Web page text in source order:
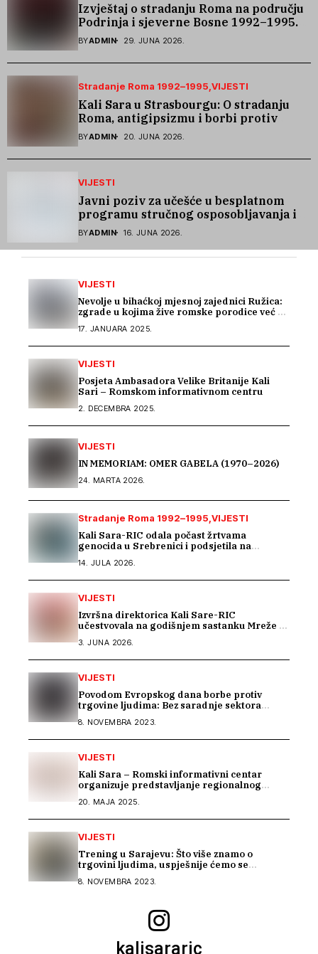
Izvještaj o stradanju Roma na području
Podrinja i sjeverne Bosne 1992–1995.
godine
BYADMIN 29. JUNA 2026.
Stradanje Roma 1992–1995 VIJESTI
Kali Sara u Strasbourgu: O stradanju
Roma, antigipsizmu i borbi protiv
govora mržnje
BYADMIN 20. JUNA 2026.
VIJESTI
Javni poziv za učešće u besplatnom
programu stručnog osposobljavanja i
podrške pri zapošljavanju
BYADMIN 16. JUNA 2026.
VIJESTI
Nevolje u bihaćkoj mjesnoj zajednici Ružica:
zgrade u kojima žive romske porodice već 15
17. JANUARA 2025.
VIJESTI
Posjeta Ambasadora Velike Britanije Kali
Sari – Romskom informativnom centru
2. DECEMBRA 2025.
VIJESTI
IN MEMORIAM: OMER GABELA (1970–2026)
24. MARTA 2026.
Stradanje Roma 1992–1995 VIJESTI
Kali Sara-RIC odala počast žrtvama
genocida u Srebrenici i podsjetila na
14. JULA 2026.
VIJESTI
Izvršna direktorica Kali Sare-RIC
učestvovala na godišnjem sastanku Mreže za
3. JUNA 2026.
VIJESTI
Povodom Evropskog dana borbe protiv
trgovine ljudima: Bez saradnje sektora
8. NOVEMBRA 2023.
VIJESTI
Kali Sara – Romski informativni centar
organizuje predstavljanje regionalnog
OF ROMA IN THE WESTERN BALKANS“
20. MAJA 2025.
VIJESTI
Trening u Sarajevu: Što više znamo o
trgovini ljudima, uspješnije ćemo se
8. NOVEMBRA 2023.
kalisararic